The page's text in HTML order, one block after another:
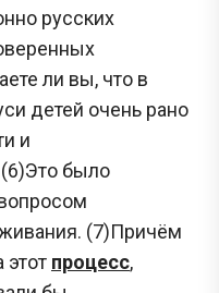
русских
ли вы, что в
детей очень рано
и
было
(7)Причём
процесс,